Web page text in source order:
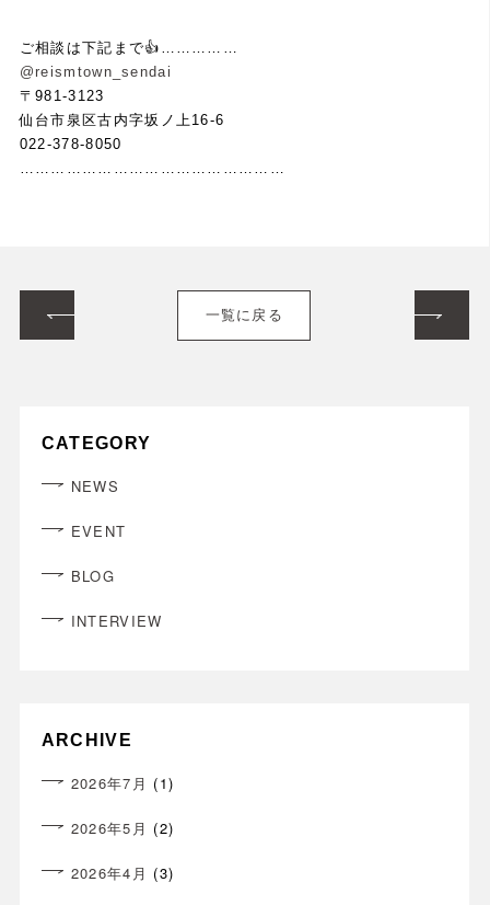
CATEGORY
NEWS
EVENT
BLOG
INTERVIEW
ARCHIVE
2026年7月 (1)
2026年5月 (2)
2026年4月 (3)
ご相談は下記まで👍……………
@reismtown_sendai
〒981-3123
仙台市泉区古内字坂ノ上16-6
022-378-8050
一覧に戻る